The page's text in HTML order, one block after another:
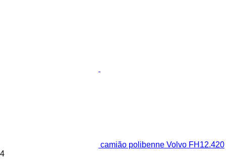
camião polibenne Volvo FH12.420
4